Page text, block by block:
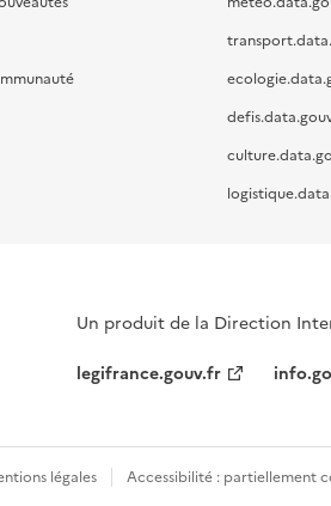
Un produit de la Direction
legifrance.gouv.fr
légales Accessibilité : partiellement